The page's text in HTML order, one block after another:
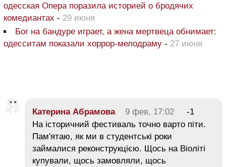
одесская Опера поразила историей о бродячих
комедиантах - 29 июня
Бог на бандуре играет, а жена мертвеца обнимает:
одесситам показали хоррор-мелодраму - 27 июня
Катерина Абрамова 9 фев, 17:02
-1
На історичний фестиваль точно варто піти.
Пам'ятаю, як ми в студентські роки
займалися реконструкцією. Щось на Віоліті
купували, щось замовляли, щось